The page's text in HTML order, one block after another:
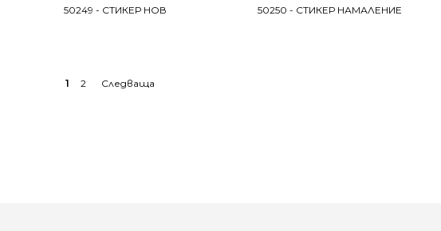
50249 - СТИКЕР НОВ 50250 - СТИКЕР НАМАЛЕНИЕ
1 2